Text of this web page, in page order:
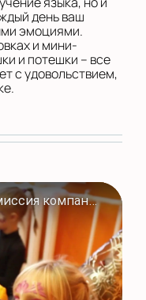
день ваш
эмоциями.
и мини-
и потешки – все
с удовольствием,
Полиглотики. Социальная миссия компании